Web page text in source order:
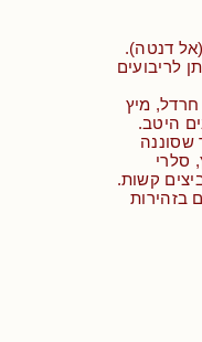
דנטה).
לריבועים
מיונז קל, 2 כפיות חרדל, מיץ
היטב.
סלרי
קשות.
בזהירות